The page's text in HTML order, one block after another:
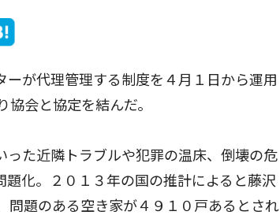
が代理管理する制度を４月１日から運用
会と協定を結んだ。
た近隣トラブルや犯罪の温床、倒壊の危
化。２０１３年の国の推計によると藤沢
問題のある空き家が４９１０戸あるとされ